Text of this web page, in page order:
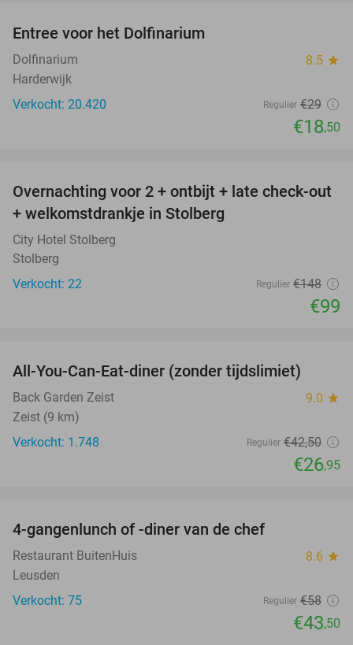
Entree voor het Dolfinarium
Dolfinarium 8.5 star
Harderwijk
Verkocht: 20.420
Regulier €29
€18,50
33%
Overnachting voor 2 + ontbijt + late check-out
+ welkomstdrankje in Stolberg
City Hotel Stolberg
Stolberg
Verkocht: 22
Regulier €148
€99
All-You-Can-Eat-diner (zonder tijdslimiet)
Back Garden Zeist 9.0 star
Zeist (9 km)
Verkocht: 1.748
Regulier €42,50
€26,95
4-gangenlunch of -diner van de chef
Restaurant BuitenHuis 8.6 star
Leusden
Verkocht: 75
Regulier €58
€43,50